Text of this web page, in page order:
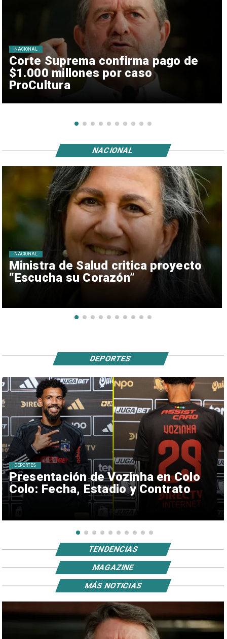
Corte Suprema confirma pago de
$1.000 millones por caso
ProCultura
NACIONAL
Ministra de Salud critica proyecto
“Escucha su Corazón”
NACIONAL
NACIONAL
Presentación de Vozinha en Colo
Colo: Fecha, Estadio y Contrato
DEPORTES
DEPORTES
TENDENCIAS
MAGAZINE
MÁS NOTICIAS